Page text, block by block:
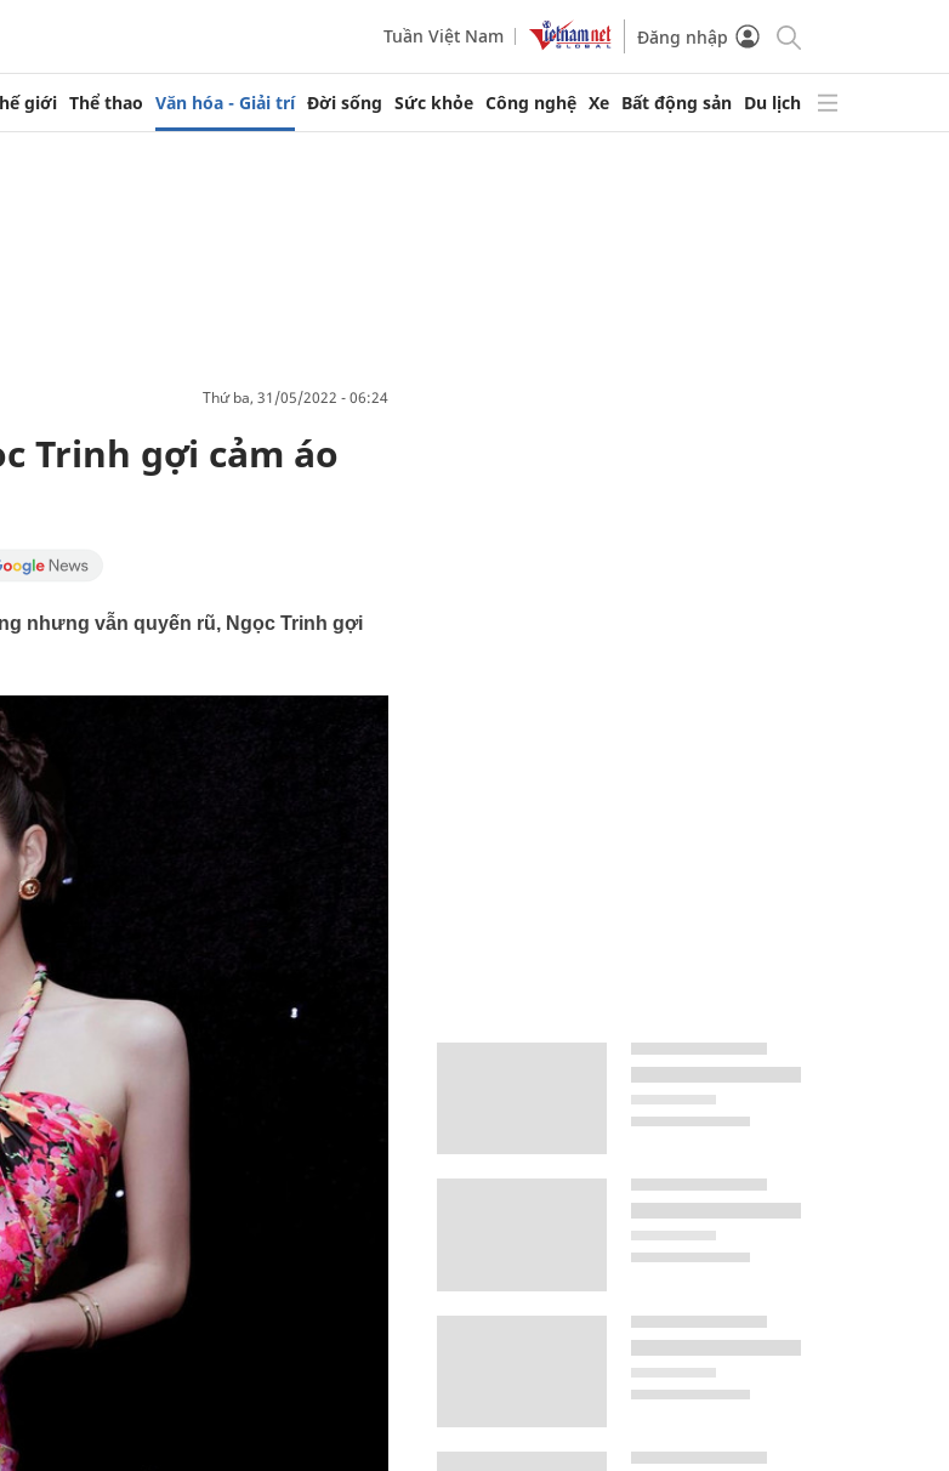
Tuần Việt Nam Đăng nhập
giới Thể thao Văn hóa - Giải trí Đời sống Sức khỏe Công nghệ Xe Bất động sản Du lịch
thứ ba, 31/05/2022 - 06:24
Trinh gợi cảm áo
nhưng vẫn quyến rũ, Ngọc Trinh gợi